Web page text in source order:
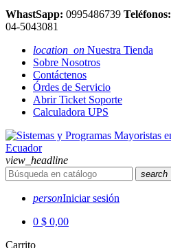
WhastSapp: 0995486739 Teléfonos:
04-5043081
location_on Nuestra Tienda
Sobre Nosotros
Contáctenos
Órdes de Servicio
Abrir Ticket Soporte
Calculadora UPS
view_headline
search
personIniciar sesión
0 $ 0,00
Carrito